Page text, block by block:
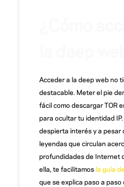
Acceder a la deep web no
destacable. Meter el pie
fácil como descargar TOR
para ocultar tu identidad IP.
despierta interés y a pesar
leyendas que circulan
profundidades de Internet
ella, te facilitamos la guía
que se explica paso a paso